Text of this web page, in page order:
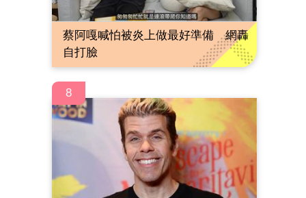
蔡阿嘎喊怕被炎上做最好準備 網轟
自打臉
8